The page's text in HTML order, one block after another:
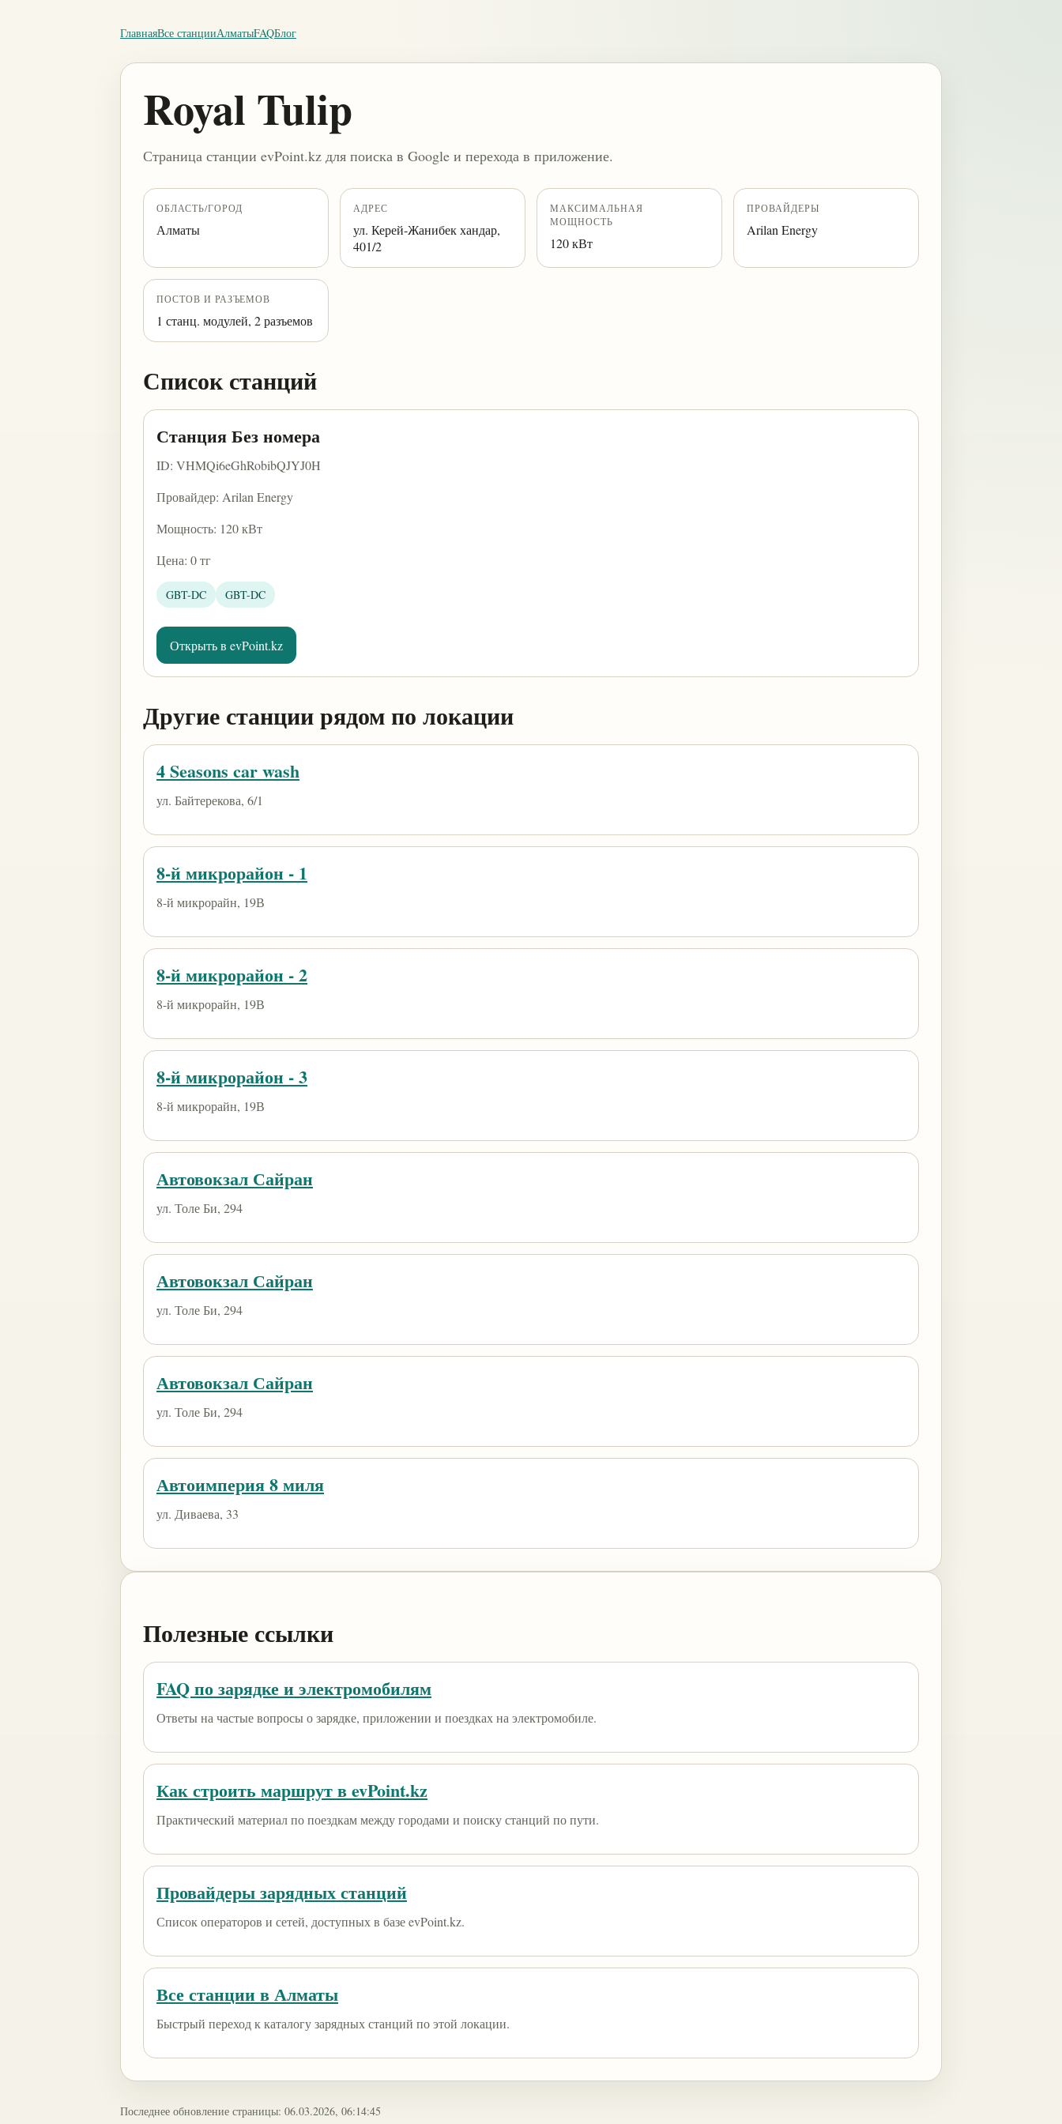
ГлавнаяВсе станцииАлматыFAQБлог
Royal Tulip
Страница станции evPoint.kz для поиска в Google и перехода в приложение.
ОБЛАСТЬ/ГОРОД
Алматы
АДРЕС
ул. Керей-Жанибек хандар,
401/2
МАКСИМАЛЬНАЯ
МОЩНОСТЬ
120 кВт
ПРОВАЙДЕРЫ
Arilan Energy
ПОСТОВ И РАЗЪЕМОВ
1 станц. модулей, 2 разъемов
Список станций
Станция Без номера
ID: VHMQi6eGhRobibQJYJ0H
Провайдер: Arilan Energy
Мощность: 120 кВт
Цена: 0 тг
GBT-DC GBT-DC
Открыть в evPoint.kz
Другие станции рядом по локации
4 Seasons car wash
ул. Байтерекова, 6/1
8-й микрорайон - 1
8-й микрорайн, 19В
8-й микрорайон - 2
8-й микрорайн, 19В
8-й микрорайон - 3
8-й микрорайн, 19В
Автовокзал Сайран
ул. Толе Би, 294
Автовокзал Сайран
ул. Толе Би, 294
Автовокзал Сайран
ул. Толе Би, 294
Автоимперия 8 миля
ул. Диваева, 33
Полезные ссылки
FAQ по зарядке и электромобилям
Ответы на частые вопросы о зарядке, приложении и поездках на электромобиле.
Как строить маршрут в evPoint.kz
Практический материал по поездкам между городами и поиску станций по пути.
Провайдеры зарядных станций
Список операторов и сетей, доступных в базе evPoint.kz.
Все станции в Алматы
Быстрый переход к каталогу зарядных станций по этой локации.
Последнее обновление страницы: 06.03.2026, 06:14:45